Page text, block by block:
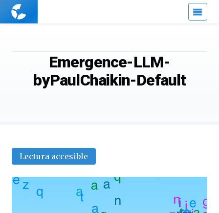
Cuaderno
Emergence-LLM-
byPaulChaikin-Default
Lectura accesible